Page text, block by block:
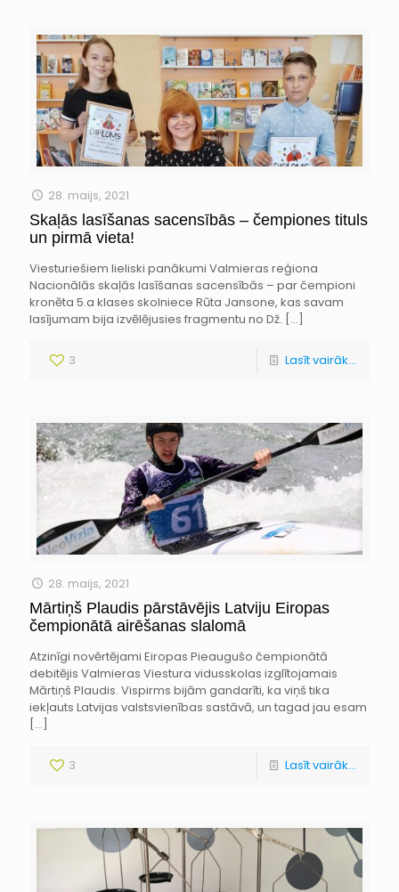
28. maijs, 2021
Skaļās lasīšanas sacensībās – čempiones tituls
un pirmā vieta!
Viesturiešiem lieliski panākumi Valmieras reģiona
Nacionālās skaļās lasīšanas sacensībās – par čempioni
kronēta 5.a klases skolniece Rūta Jansone, kas savam
lasījumam bija izvēlējusies fragmentu no Dž. […]
3 Lasīt vairāk...
28. maijs, 2021
Mārtiņš Plaudis pārstāvējis Latviju Eiropas
čempionātā airēšanas slalomā
Atzinīgi novērtējami Eiropas Pieaugušo čempionātā
debitējis Valmieras Viestura vidusskolas izglītojamais
Mārtiņš Plaudis. Vispirms bijām gandarīti, ka viņš tika
iekļauts Latvijas valstsvienības sastāvā, un tagad jau esam
[…]
3 Lasīt vairāk...